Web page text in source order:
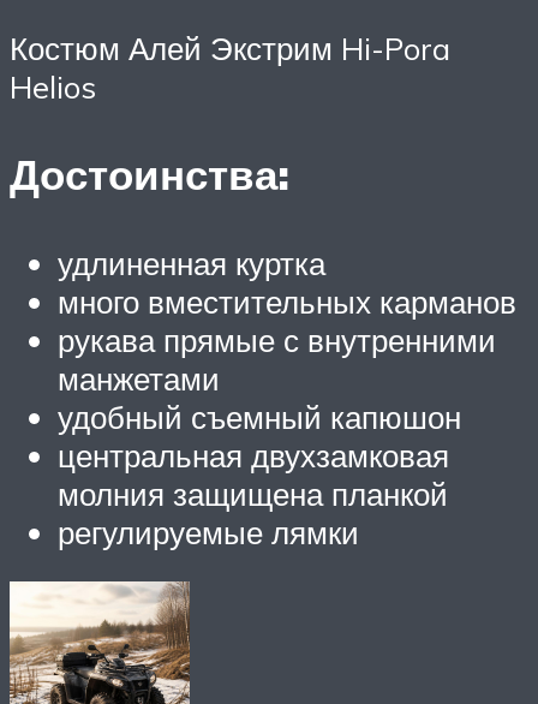
Костюм Алей Экстрим Hi-Pora
Helios
Достоинства:
удлиненная куртка
много вместительных карманов
рукава прямые с внутренними
манжетами
удобный съемный капюшон
центральная двухзамковая
молния защищена планкой
регулируемые лямки